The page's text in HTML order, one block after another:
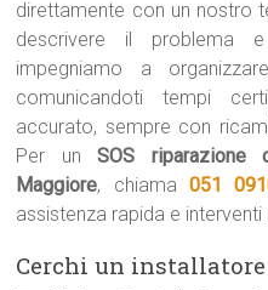
direttamente con un nostro
descrivere il problema
impegniamo a
comunicandoti tempi
accurato, sempre con
Per unSOS riparazione
Maggiore, chiama051
assistenza rapida e interventi
Cerchi un